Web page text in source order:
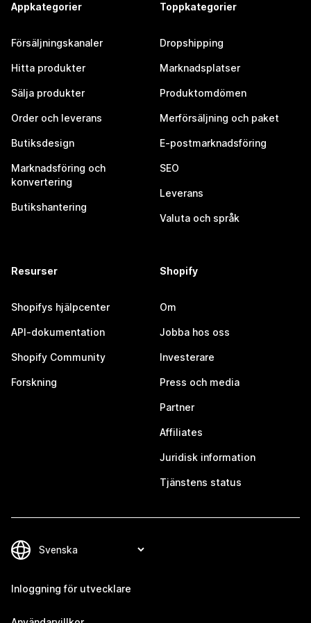
Appkategorier
Försäljningskanaler
Hitta produkter
Sälja produkter
Order och leverans
Butiksdesign
Marknadsföring och
konvertering
Butikshantering
Toppkategorier
Dropshipping
Marknadsplatser
Produktomdömen
Merförsäljning och paket
E-postmarknadsföring
SEO
Leverans
Valuta och språk
Resurser
Shopifys hjälpcenter
API-dokumentation
Shopify Community
Forskning
Shopify
Om
Jobba hos oss
Investerare
Press och media
Partner
Affiliates
Juridisk information
Tjänstens status
Inloggning för utvecklare